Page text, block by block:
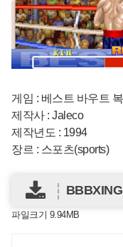
게임 : 베스트 바우트
제작사 : Jaleco
제작년도 : 1994
장르 : 스포츠(sports)
파일크기 9.94MB